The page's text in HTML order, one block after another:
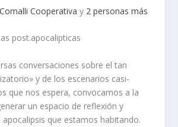
Comalli Cooperativa y 2 personas más
post.apocalipticas
conversaciones sobre el tan
y de los escenarios casi-
que nos espera, convocamos a la
un espacio de reflexión y
que estamos habitando.